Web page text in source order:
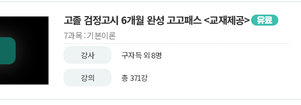
고졸 검정고시 6개월 완성 고고패스 <교재제공>
7과목 : 기본이론
강사 구자득 외 8명
강의 총 371강